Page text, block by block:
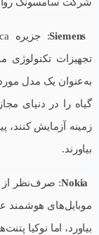
شرکت سامسونگ
Siemens
تجهیزات
به‌عنوان یک مدل
گیاه را در دنیای
زمینه آزمایش کنند،
بیاورند.
Nokia: صرف‌نظر از
موبایل‌های هوشمند
بیاورد، اما نوکیا